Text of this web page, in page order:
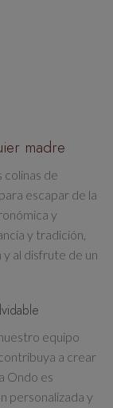
madre
colinas de
escapar de la
y
y tradición,
y al disfrute de un
equipo
a crear
Ondo es
personalizada y